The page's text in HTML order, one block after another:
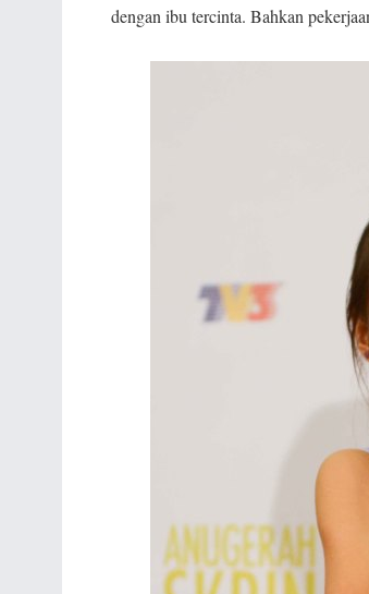
dengan ibu tercinta. Bahkan